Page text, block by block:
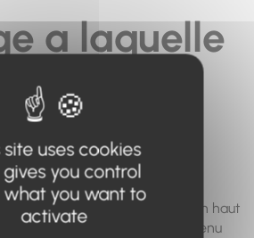
a laquelle
à
n'existe
ou plus.
le moteur de recherche en haut
le menu pour trouver le contenu
site uses cookies
you control
you want to
activate